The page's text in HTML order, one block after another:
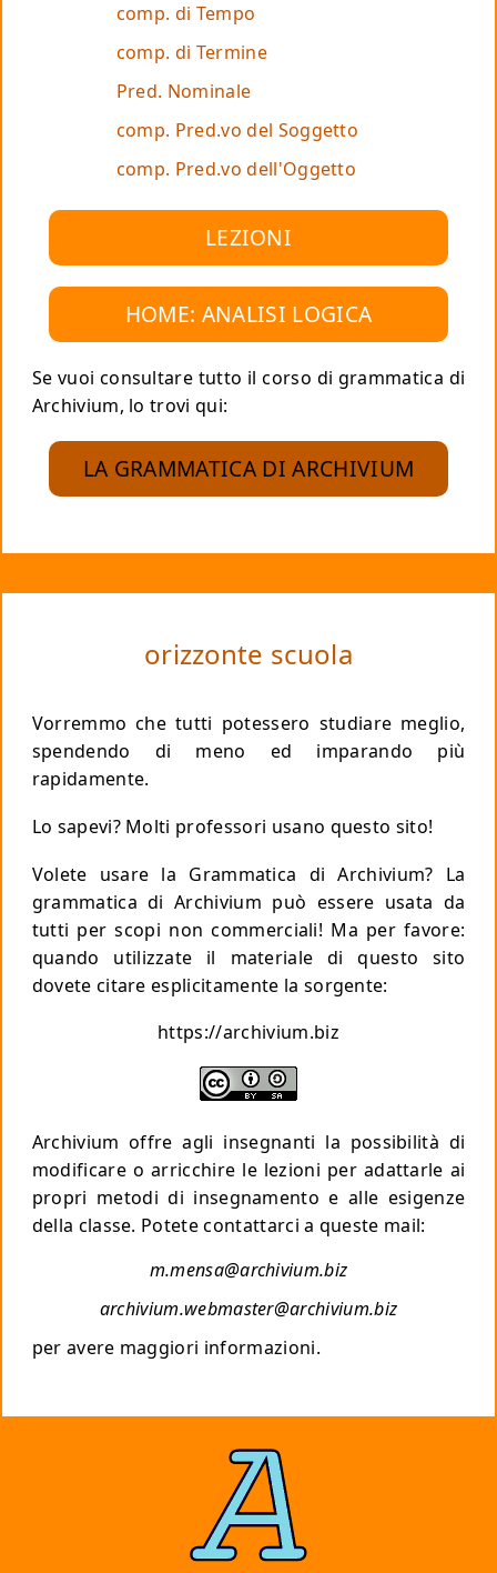
comp. di Tempo
comp. di Termine
Pred. Nominale
comp. Pred.vo del Soggetto
comp. Pred.vo dell'Oggetto
LEZIONI
HOME: ANALISI LOGICA
Se vuoi consultare tutto il corso di grammatica di
Archivium, lo trovi qui:
LA GRAMMATICA DI ARCHIVIUM
orizzonte scuola
Vorremmo che tutti potessero studiare meglio,
spendendo di meno ed imparando più
rapidamente.
Lo sapevi? Molti professori usano questo sito!
Volete usare la Grammatica di Archivium? La
grammatica di Archivium può essere usata da
tutti per scopi non commerciali! Ma per favore:
quando utilizzate il materiale di questo sito
dovete citare esplicitamente la sorgente:
https://archivium.biz
Archivium offre agli insegnanti la possibilità di
modificare o arricchire le lezioni per adattarle ai
propri metodi di insegnamento e alle esigenze
della classe. Potete contattarci a queste mail:
m.mensa@archivium.biz
archivium.webmaster@archivium.biz
per avere maggiori informazioni.